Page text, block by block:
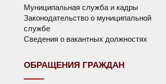
Муниципальная служба и кадры
Законодательство о муниципальной
службе
Сведения о вакантных должностях
ОБРАЩЕНИЯ ГРАЖДАН